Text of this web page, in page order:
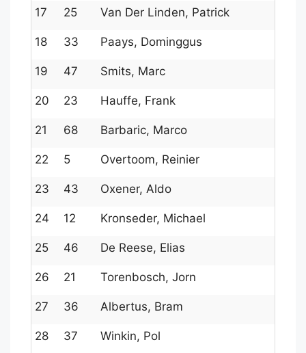
17 25 Van Der Linden, Patrick
18 33 Paays, Dominggus
19 47 Smits, Marc
20 23 Hauffe, Frank
21 68 Barbaric, Marco
22 5 Overtoom, Reinier
23 43 Oxener, Aldo
24 12 Kronseder, Michael
25 46 De Reese, Elias
26 21 Torenbosch, Jorn
27 36 Albertus, Bram
28 37 Winkin, Pol